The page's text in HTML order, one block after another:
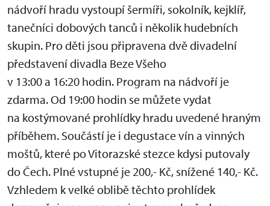
nádvoří hradu vystoupí šermíři, sokolník, kejklíř,
tanečníci dobových tanců i několik hudebních
skupin. Pro děti jsou připravena dvě divadelní
představení divadla Beze Všeho
v 13:00 a 16:20 hodin. Program na nádvoří je
zdarma. Od 19:00 hodin se můžete vydat
na kostýmované prohlídky hradu uvedené hraným
příběhem. Součástí je i degustace vín a vinných
moštů, které po Vitorazské stezce kdysi putovaly
do Čech. Plné vstupné je 200,- Kč, snížené 140,- Kč.
Vzhledem k velké oblibě těchto prohlídek